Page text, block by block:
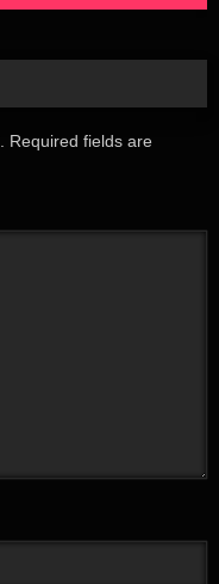
Required fields are